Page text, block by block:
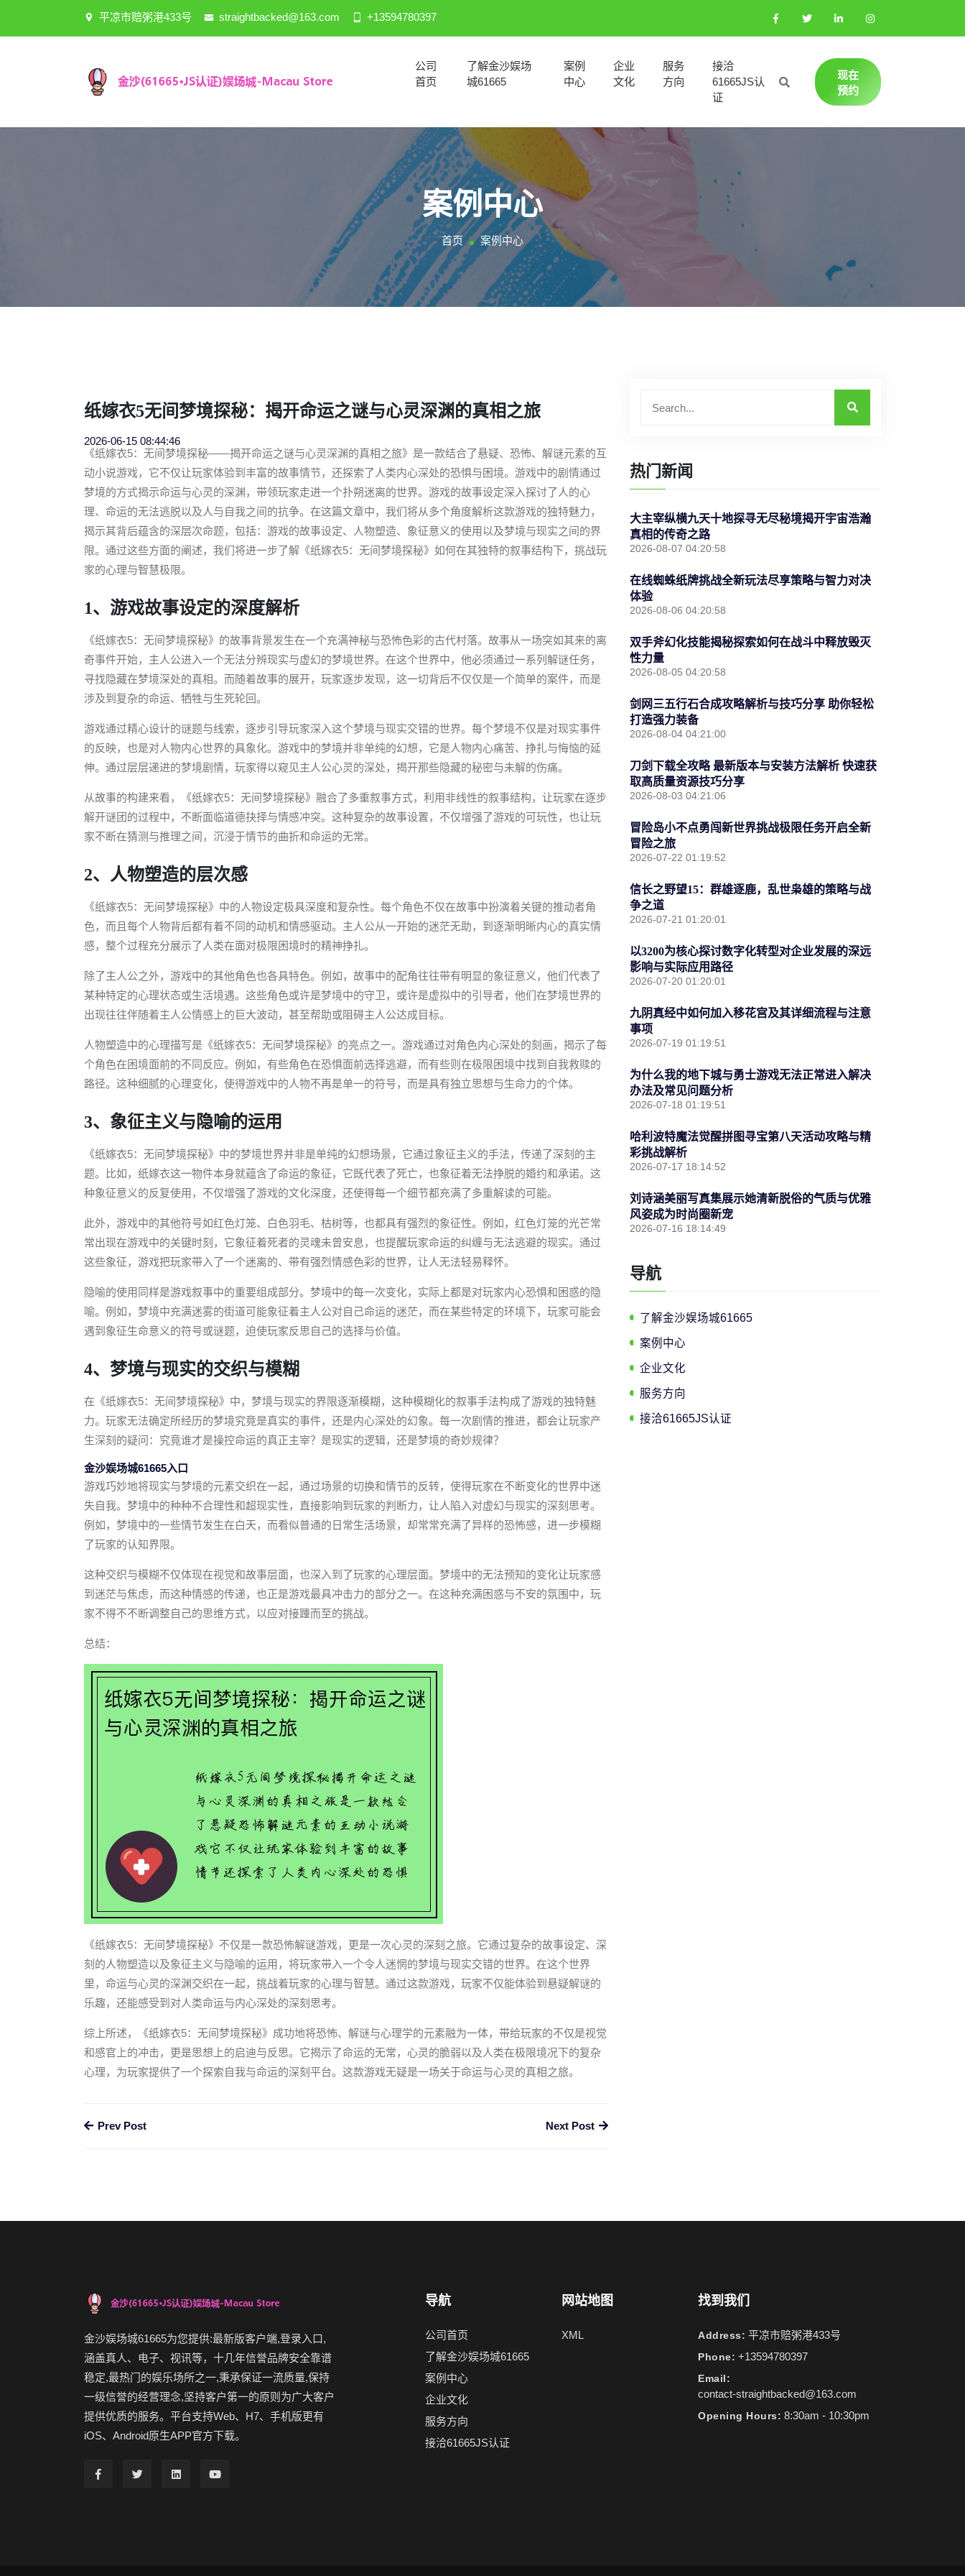
平凉市赔粥港433号 straightbacked@163.com +13594780397
公司
首页
了解金沙娱场
城61665
案例
中心
企业
文化
服务
方向
接洽
61665JS认
证
现在
预约
案例中心
首页 案例中心
纸嫁衣5无间梦境探秘：揭开命运之谜与心灵深渊的真相之旅
2026-06-15 08:44:46
《纸嫁衣5：无间梦境探秘——揭开命运之谜与心灵深渊的真相之旅》是一款结合了悬疑、恐怖、解谜元素的互
动小说游戏，它不仅让玩家体验到丰富的故事情节，还探索了人类内心深处的恐惧与困境。游戏中的剧情通过
梦境的方式揭示命运与心灵的深渊，带领玩家走进一个扑朔迷离的世界。游戏的故事设定深入探讨了人的心
理、命运的无法逃脱以及人与自我之间的抗争。在这篇文章中，我们将从多个角度解析这款游戏的独特魅力，
揭示其背后蕴含的深层次命题，包括：游戏的故事设定、人物塑造、象征意义的使用以及梦境与现实之间的界
限。通过这些方面的阐述，我们将进一步了解《纸嫁衣5：无间梦境探秘》如何在其独特的叙事结构下，挑战玩
家的心理与智慧极限。
1、游戏故事设定的深度解析
《纸嫁衣5：无间梦境探秘》的故事背景发生在一个充满神秘与恐怖色彩的古代村落。故事从一场突如其来的离
奇事件开始，主人公进入一个无法分辨现实与虚幻的梦境世界。在这个世界中，他必须通过一系列解谜任务，
寻找隐藏在梦境深处的真相。而随着故事的展开，玩家逐步发现，这一切背后不仅仅是一个简单的案件，而是
涉及到复杂的命运、牺牲与生死轮回。
游戏通过精心设计的谜题与线索，逐步引导玩家深入这个梦境与现实交错的世界。每个梦境不仅是对现实事件
的反映，也是对人物内心世界的具象化。游戏中的梦境并非单纯的幻想，它是人物内心痛苦、挣扎与悔恼的延
伸。通过层层递进的梦境剧情，玩家得以窥见主人公心灵的深处，揭开那些隐藏的秘密与未解的伤痛。
从故事的构建来看，《纸嫁衣5：无间梦境探秘》融合了多重叙事方式，利用非线性的叙事结构，让玩家在逐步
解开谜团的过程中，不断面临道德抉择与情感冲突。这种复杂的故事设置，不仅增强了游戏的可玩性，也让玩
家不断在猜测与推理之间，沉浸于情节的曲折和命运的无常。
2、人物塑造的层次感
《纸嫁衣5：无间梦境探秘》中的人物设定极具深度和复杂性。每个角色不仅在故事中扮演着关键的推动者角
色，而且每个人物背后都有着不同的动机和情感驱动。主人公从一开始的迷茫无助，到逐渐明晰内心的真实情
感，整个过程充分展示了人类在面对极限困境时的精神挣扎。
除了主人公之外，游戏中的其他角色也各具特色。例如，故事中的配角往往带有明显的象征意义，他们代表了
某种特定的心理状态或生活境遇。这些角色或许是梦境中的守卫，或许是虚拟中的引导者，他们在梦境世界的
出现往往伴随着主人公情感上的巨大波动，甚至帮助或阻碍主人公达成目标。
人物塑造中的心理描写是《纸嫁衣5：无间梦境探秘》的亮点之一。游戏通过对角色内心深处的刻画，揭示了每
个角色在困境面前的不同反应。例如，有些角色在恐惧面前选择逃避，而有些则在极限困境中找到自我救赎的
路径。这种细腻的心理变化，使得游戏中的人物不再是单一的符号，而是具有独立思想与生命力的个体。
3、象征主义与隐喻的运用
《纸嫁衣5：无间梦境探秘》中的梦境世界并非是单纯的幻想场景，它通过象征主义的手法，传递了深刻的主
题。比如，纸嫁衣这一物件本身就蕴含了命运的象征，它既代表了死亡，也象征着无法挣脱的婚约和承诺。这
种象征意义的反复使用，不仅增强了游戏的文化深度，还使得每一个细节都充满了多重解读的可能。
此外，游戏中的其他符号如红色灯笼、白色羽毛、枯树等，也都具有强烈的象征性。例如，红色灯笼的光芒常
常出现在游戏中的关键时刻，它象征着死者的灵魂未曾安息，也提醒玩家命运的纠缠与无法逃避的现实。通过
这些象征，游戏把玩家带入了一个迷离的、带有强烈情感色彩的世界，让人无法轻易释怀。
隐喻的使用同样是游戏叙事中的重要组成部分。梦境中的每一次变化，实际上都是对玩家内心恐惧和困惑的隐
喻。例如，梦境中充满迷雾的街道可能象征着主人公对自己命运的迷茫，而在某些特定的环境下，玩家可能会
遇到象征生命意义的符号或谜题，迫使玩家反思自己的选择与价值。
4、梦境与现实的交织与模糊
在《纸嫁衣5：无间梦境探秘》中，梦境与现实的界限逐渐模糊，这种模糊化的叙事手法构成了游戏的独特魅
力。玩家无法确定所经历的梦境究竟是真实的事件，还是内心深处的幻象。每一次剧情的推进，都会让玩家产
生深刻的疑问：究竟谁才是操控命运的真正主宰？是现实的逻辑，还是梦境的奇妙规律？
金沙娱场城61665入口
游戏巧妙地将现实与梦境的元素交织在一起，通过场景的切换和情节的反转，使得玩家在不断变化的世界中迷
失自我。梦境中的种种不合理性和超现实性，直接影响到玩家的判断力，让人陷入对虚幻与现实的深刻思考。
例如，梦境中的一些情节发生在白天，而看似普通的日常生活场景，却常常充满了异样的恐怖感，进一步模糊
了玩家的认知界限。
这种交织与模糊不仅体现在视觉和故事层面，也深入到了玩家的心理层面。梦境中的无法预知的变化让玩家感
到迷茫与焦虑，而这种情感的传递，也正是游戏最具冲击力的部分之一。在这种充满困惑与不安的氛围中，玩
家不得不不断调整自己的思维方式，以应对接踵而至的挑战。
总结：
《纸嫁衣5：无间梦境探秘》不仅是一款恐怖解谜游戏，更是一次心灵的深刻之旅。它通过复杂的故事设定、深
刻的人物塑造以及象征主义与隐喻的运用，将玩家带入一个令人迷惘的梦境与现实交错的世界。在这个世界
里，命运与心灵的深渊交织在一起，挑战着玩家的心理与智慧。通过这款游戏，玩家不仅能体验到悬疑解谜的
乐趣，还能感受到对人类命运与内心深处的深刻思考。
综上所述，《纸嫁衣5：无间梦境探秘》成功地将恐怖、解谜与心理学的元素融为一体，带给玩家的不仅是视觉
和感官上的冲击，更是思想上的启迪与反思。它揭示了命运的无常，心灵的脆弱以及人类在极限境况下的复杂
心理，为玩家提供了一个探索自我与命运的深刻平台。这款游戏无疑是一场关于命运与心灵的真相之旅。
Prev Post Next Post
热门新闻
大主宰纵横九天十地探寻无尽秘境揭开宇宙浩瀚
真相的传奇之路
2026-08-07 04:20:58
在线蜘蛛纸牌挑战全新玩法尽享策略与智力对决
体验
2026-08-06 04:20:58
双手斧幻化技能揭秘探索如何在战斗中释放毁灭
性力量
2026-08-05 04:20:58
剑网三五行石合成攻略解析与技巧分享 助你轻松
打造强力装备
2026-08-04 04:21:00
刀剑下载全攻略 最新版本与安装方法解析 快速获
取高质量资源技巧分享
2026-08-03 04:21:06
冒险岛小不点勇闯新世界挑战极限任务开启全新
冒险之旅
2026-07-22 01:19:52
信长之野望15：群雄逐鹿，乱世枭雄的策略与战
争之道
2026-07-21 01:20:01
以3200为核心探讨数字化转型对企业发展的深远
影响与实际应用路径
2026-07-20 01:20:01
九阴真经中如何加入移花宫及其详细流程与注意
事项
2026-07-19 01:19:51
为什么我的地下城与勇士游戏无法正常进入解决
办法及常见问题分析
2026-07-18 01:19:51
哈利波特魔法觉醒拼图寻宝第八天活动攻略与精
彩挑战解析
2026-07-17 18:14:52
刘诗涵美丽写真集展示她清新脱俗的气质与优雅
风姿成为时尚圈新宠
2026-07-16 18:14:49
导航
了解金沙娱场城61665
案例中心
企业文化
服务方向
接洽61665JS认证
金沙娱场城61665为您提供:最新版客户端,登录入口,
涵盖真人、电子、视讯等，十几年信誉品牌安全靠谱
稳定,最热门的娱乐场所之一,秉承保证一流质量,保持
一级信誉的经营理念,坚持客户第一的原则为广大客户
提供优质的服务。平台支持Web、H7、手机版更有
iOS、Android原生APP官方下载。
导航
公司首页
了解金沙娱场城61665
案例中心
企业文化
服务方向
接洽61665JS认证
网站地图
XML
找到我们
Address: 平凉市赔粥港433号
Phone: +13594780397
Email:
contact-straightbacked@163.com
Opening Hours: 8:30am - 10:30pm